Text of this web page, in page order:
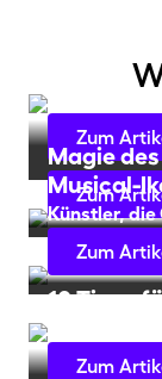
Zum
Magie
Zum
Musical-
Künstler, die
Zum
10 Tipps
Zum